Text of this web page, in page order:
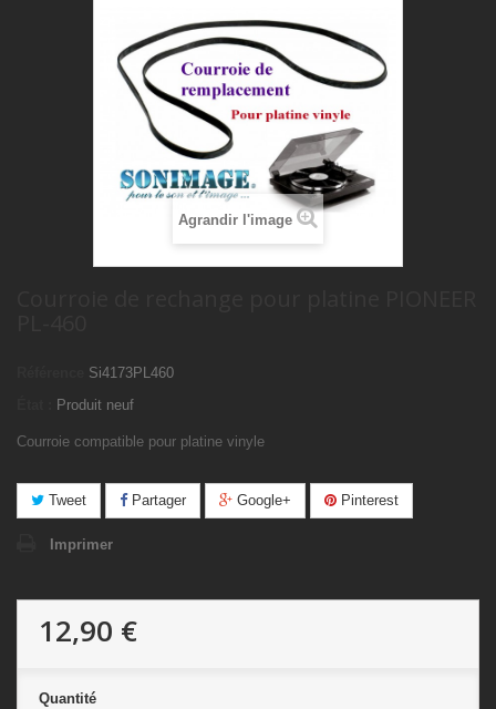
Agrandir l'image
Si4173PL460
Produit neuf
Courroie compatible pour platine vinyle
Tweet Partager Google+ Pinterest
Imprimer
12,90 €
Quantité